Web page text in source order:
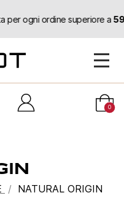
superiore a59 euro
0
NATURAL ORIGIN